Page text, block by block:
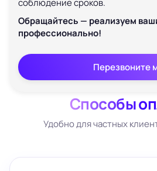
соблюдение сроков.
Обращайтесь — реализуем
профессионально!
Перезвоните
Способы
Удобно для частных